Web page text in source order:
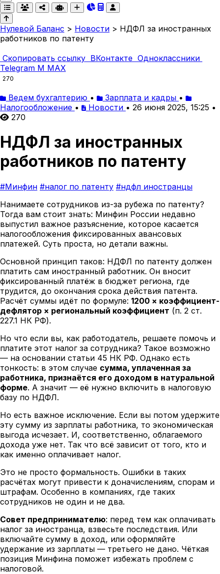
Нулевой Баланс > Новости > НДФЛ за иностранных
работников по патенту
Скопировать ссылку ВКонтакте Одноклассники
Telegram M MAX
270
Ведем бухгалтерию • Зарплата и кадры •
Налогообложение • Новости • 26 июня 2025, 15:25 •
270
НДФЛ за иностранных
работников по патенту
#Минфин #налог по патенту #ндфл иностранцы
Нанимаете сотрудников из-за рубежа по патенту?
Тогда вам стоит знать: Минфин России недавно
выпустил важное разъяснение, которое касается
налогообложения фиксированных авансовых
платежей. Суть проста, но детали важны.
Основной принцип таков: НДФЛ по патенту должен
платить сам иностранный работник. Он вносит
фиксированный платёж в бюджет региона, где
трудится, до окончания срока действия патента.
Расчёт суммы идёт по формуле: 1200 × коэффициент-
дефлятор × региональный коэффициент (п. 2 ст.
227.1 НК РФ).
Но что если вы, как работодатель, решаете помочь и
платите этот налог за сотрудника? Такое возможно
— на основании статьи 45 НК РФ. Однако есть
тонкость: в этом случае сумма, уплаченная за
работника, признаётся его доходом в натуральной
форме. А значит — её нужно включить в налоговую
базу по НДФЛ.
Но есть важное исключение. Если вы потом удержите
эту сумму из зарплаты работника, то экономическая
выгода исчезает. И, соответственно, облагаемого
дохода уже нет. Так что всё зависит от того, кто и
как именно оплачивает налог.
Это не просто формальность. Ошибки в таких
расчётах могут привести к доначислениям, спорам и
штрафам. Особенно в компаниях, где таких
сотрудников не один и не два.
Совет предпринимателю: перед тем как оплачивать
налог за иностранца, взвесьте последствия. Или
включайте сумму в доход, или оформляйте
удержание из зарплаты — третьего не дано. Чёткая
позиция Минфина поможет избежать проблем с
налоговой.